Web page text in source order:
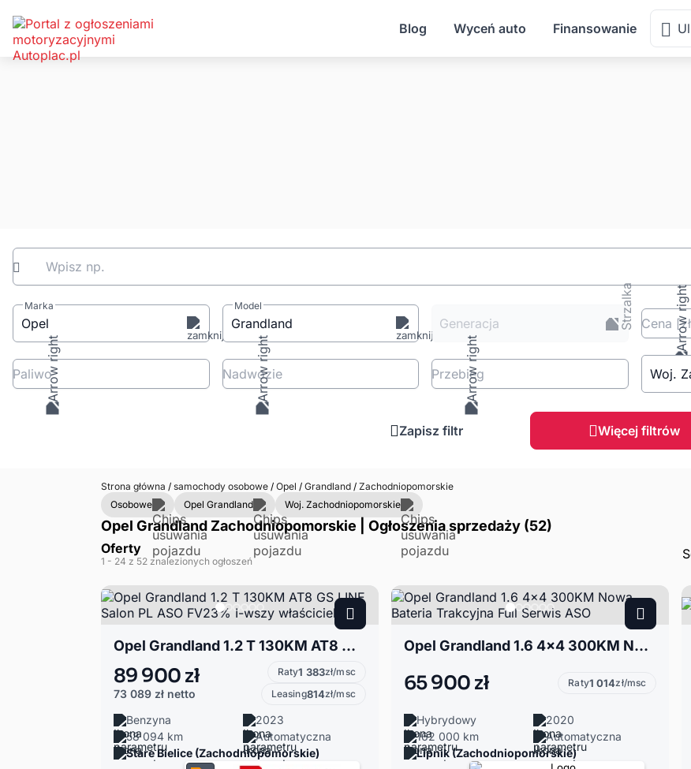
Blog Wyceń auto Finansowanie
Wpisz np.
Marka
Opel
Model
Grandland Generacja Cena [zł
Paliwo Nadwozie Przebieg Woj.
Zapisz filtr Więcej filtrów
Strona główna /samochody osobowe /Opel /Grandland /Zachodniopomorskie
Osobowe
Opel Grandland Woj. Zachodniopomorskie
Opel Grandland Zachodniopomorskie | Ogłoszenia sprzedaży (52)
Oferty
1 - 24 z 52 znalezionych ogłoszeń
Opel Grandland 1.2 T 130KM AT8 GS LINE Salon PL ASO FV23% I-wszy właściciel
89 900 zł
73 089 zł netto
Raty1 383zł/msc
Leasing814zł/msc
Benzyna
2023
58 094 km
Automatyczna
Stare Bielice (Zachodniopomorskie)
Opel Grandland 1.6 4x4 300KM Nowa Bateria Trakcyjna Full Serwis ASO
65 900 zł Raty1 014zł/msc
Hybrydowy
2020
162 000 km
Automatyczna
Lipnik (Zachodniopomorskie)